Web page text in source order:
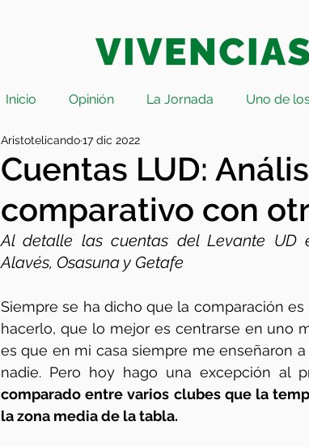
Inicio Opinión La Jornada Uno de
Cuentas LUD:
comparativo con
Aristotelicando17 dic 2022
Al detalle las cuentas del Levante UD
Alavés, Osasuna y Getafe
Siempre se ha dicho que la comparación
hacerlo, que lo mejor es centrarse en uno
es que en mi casa siempre me enseñaron
nadie. Pero hoy hago una excepción al
comparado entre varios clubes que la
la zona media de la tabla.